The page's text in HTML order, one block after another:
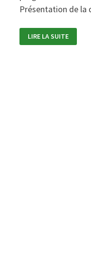
Présentation de
DU
HIP-
LIRE LA SUITE